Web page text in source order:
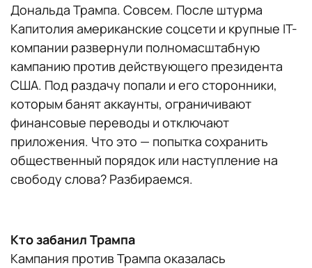
Дональда Трампа. Совсем. После штурма
Капитолия американские соцсети и крупные IT-
компании развернули полномасштабную
кампанию против действующего президента
США. Под раздачу попали и его сторонники,
которым банят аккаунты, ограничивают
финансовые переводы и отключают
приложения. Что это — попытка сохранить
общественный порядок или наступление на
свободу слова? Разбираемся.
Кто забанил Трампа
Кампания против Трампа оказалась